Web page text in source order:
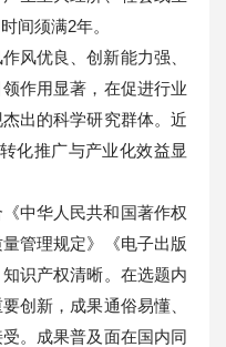
间须满2年。
风优良、创新能力强、
作用显著，在促进行业
出的科学研究群体。近
化推广与产业化效益显
中华人民共和国著作权
管理规定》《电子出版
识产权清晰。在选题内
创新，成果通俗易懂、
。成果普及面在国内同